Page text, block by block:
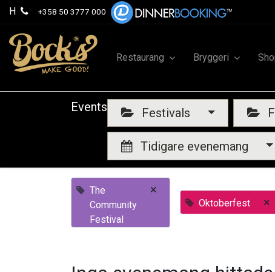
H +358 50 3777 000
Restaurang Bryggeri
Events Festivals
Tidigare evenemang
The
Community
Festival
×
Oktoberfest ×